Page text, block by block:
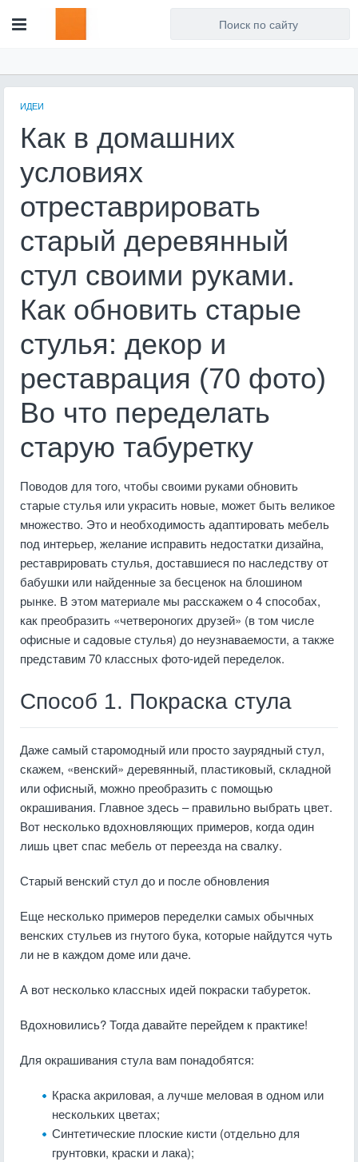
ИДЕИ
Как в домашних
условиях
отреставрировать
старый деревянный
стул своими руками.
Как обновить старые
стулья: декор и
реставрация (70 фото)
Во что переделать
старую табуретку
Поводов для того, чтобы своими руками обновить
старые стулья или украсить новые, может быть великое
множество. Это и необходимость адаптировать мебель
под интерьер, желание исправить недостатки дизайна,
реставрировать стулья, доставшиеся по наследству от
бабушки или найденные за бесценок на блошином
рынке. В этом материале мы расскажем о 4 способах,
как преобразить «четвероногих друзей» (в том числе
офисные и садовые стулья) до неузнаваемости, а также
представим 70 классных фото-идей переделок.
Способ 1. Покраска стула
Даже самый старомодный или просто заурядный стул,
скажем, «венский» деревянный, пластиковый, складной
или офисный, можно преобразить с помощью
окрашивания. Главное здесь – правильно выбрать цвет.
Вот несколько вдохновляющих примеров, когда один
лишь цвет спас мебель от переезда на свалку.
Старый венский стул до и после обновления
Еще несколько примеров переделки самых обычных
венских стульев из гнутого бука, которые найдутся чуть
ли не в каждом доме или даче.
А вот несколько классных идей покраски табуреток.
Вдохновились? Тогда давайте перейдем к практике!
Для окрашивания стула вам понадобятся:
Краска акриловая, а лучше меловая в одном или
нескольких цветах;
Синтетические плоские кисти (отдельно для
грунтовки, краски и лака);
Для любых предложений по
сайту: artist71@cp9.ru